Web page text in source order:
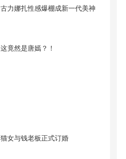
古力娜扎性感爆棚成新一代美神
这竟然是唐嫣？！
猫女与钱老板正式订婚